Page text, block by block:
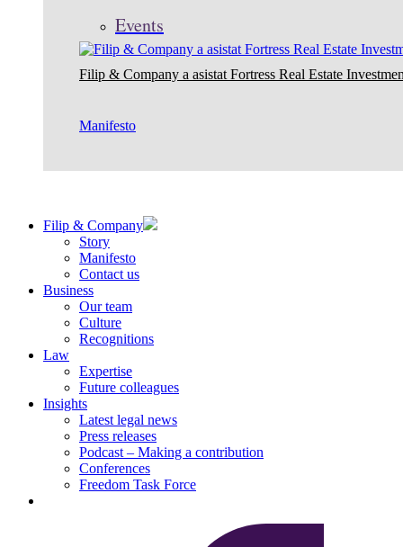
Events
Filip & Company a asistat Fortress Real Estate
Manifesto
Filip & Company
Story
Manifesto
Contact us
Business
Our team
Culture
Recognitions
Law
Expertise
Future colleagues
Insights
Latest legal news
Press releases
Podcast – Making a contribution
Conferences
Freedom Task Force